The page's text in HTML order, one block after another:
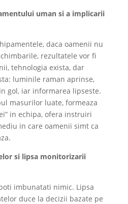
uman si a implicarii
daca oamenii nu
rezultatele vor fi
tehnologia exista, dar
luminile raman aprinse,
gol, iar informarea lipseste.
masurilor luate, formeaza
in echipa, ofera instruiri
in care oamenii simt ca
si lipsa monitorizarii
imbunatati nimic. Lipsa
duce la decizii bazate pe